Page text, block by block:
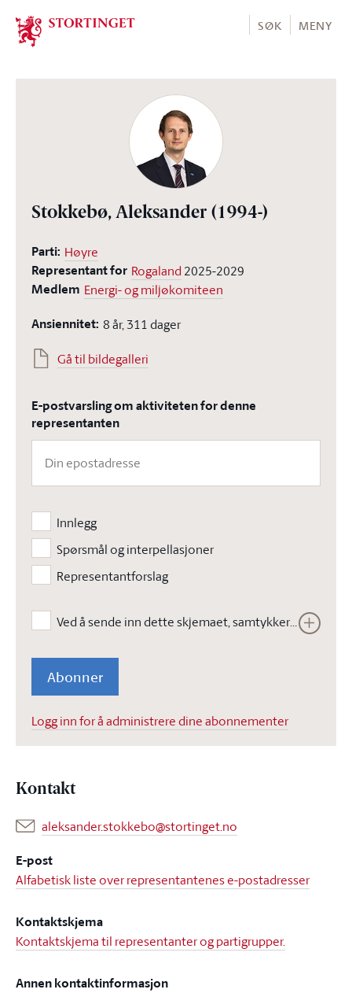
Stortinget.no
SØK MENY
Stokkebø, Aleksander (1994-)
Parti: Høyre
Representant for Rogaland 2025-2029
Medlem Energi- og miljøkomiteen
Ansiennitet: 8 år, 311 dager
Gå til bildegalleri
E-postvarsling om aktiviteten for denne
representanten
Innlegg
Spørsmål og interpellasjoner
Representantforslag
Ved å sende inn dette skjemaet, samtykker jeg i at Stortinget kan lagre opplysningene jeg har gitt i skjemaet. Opplysningene vil ikke bli brukt til annet enn å kunne gjennomføre den bestilte tjenesten. Les vår
Abonner
Logg inn for å administrere dine abonnementer
Kontakt
aleksander.stokkebo@stortinget.no
E-post
Alfabetisk liste over representantenes e-postadresser
Kontaktskjema
Kontaktskjema til representanter og partigrupper.
Annen kontaktinformasjon